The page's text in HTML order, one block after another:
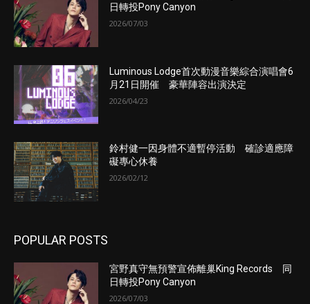
日轉投Pony Canyon
2026/07/03
Luminous Lodge首次動漫音樂綜合演唱會6
月21日開催 豪華陣容出演決定
2026/04/23
鈴村健一因身體不適暫停活動 確診適應障
礙專心休養
2026/02/12
POPULAR POSTS
宮野真守無預警宣佈離巢King Records 同
日轉投Pony Canyon
2026/07/03